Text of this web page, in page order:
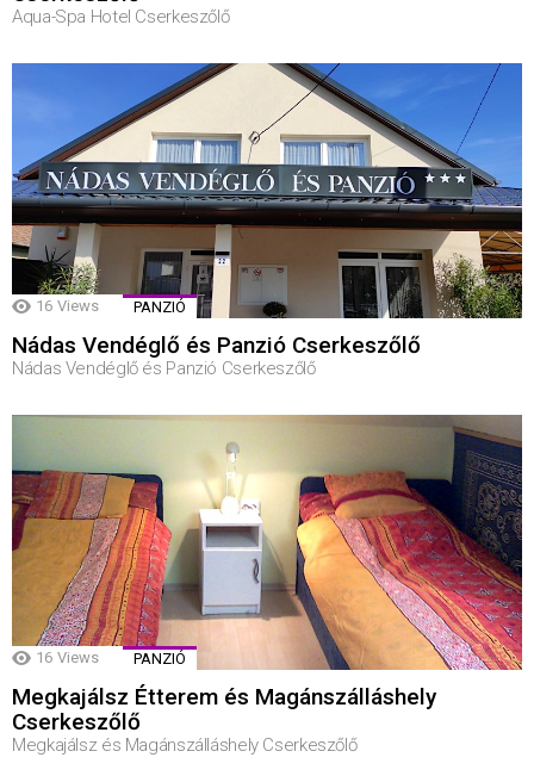
Aqua-Spa Hotel Cserkeszőlő
16 Views PANZIÓ
Nádas Vendéglő és Panzió Cserkeszőlő
Nádas Vendéglő és Panzió Cserkeszőlő
16 Views PANZIÓ
Megkajálsz Étterem és Magánszálláshely
Cserkeszőlő
Megkajálsz és Magánszálláshely Cserkeszőlő